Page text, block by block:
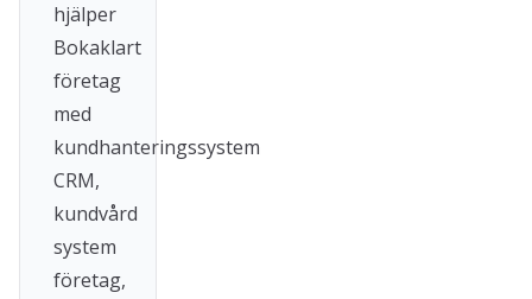
hjälper
Bokaklart
företag
med
kundhanteringssystem
CRM,
kundvård
system
företag,